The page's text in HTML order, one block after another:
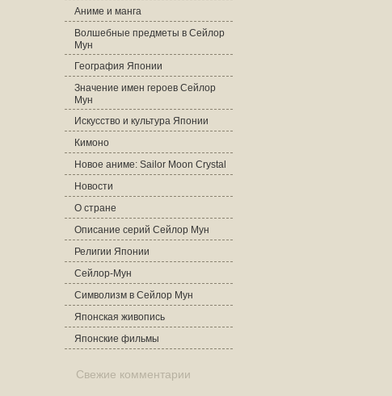
Аниме и манга
Волшебные предметы в Сейлор
Мун
География Японии
Значение имен героев Сейлор
Мун
Искусство и культура Японии
Кимоно
Новое аниме: Sailor Moon Crystal
Новости
О стране
Описание серий Сейлор Мун
Религии Японии
Сейлор-Мун
Символизм в Сейлор Мун
Японская живопись
Японские фильмы
Свежие комментарии